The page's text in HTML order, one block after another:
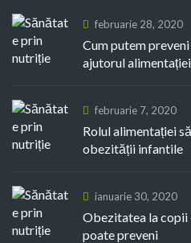
februarie 28, 2020
Cum putem
ajutorul
februarie 7, 2020
Rolul alimentației
obezității infantile
ianuarie 30, 2020
Obezitatea la copii
poate preveni